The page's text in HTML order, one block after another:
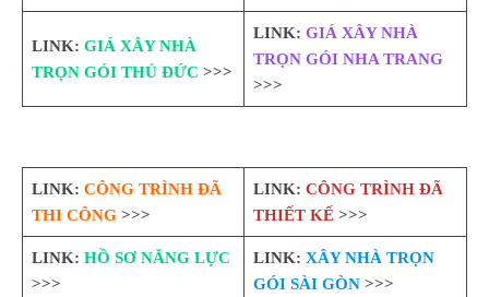
LINK: GIÁ XÂY NHÀ
TRỌN GÓI THỦ ĐỨC >>>
LINK: GIÁ XÂY NHÀ
TRỌN GÓI NHA TRANG
>>>
LINK: CÔNG TRÌNH ĐÃ
THI CÔNG>>>
LINK: CÔNG TRÌNH ĐÃ
THIẾT KẾ>>>
LINK: HỒ SƠ NĂNG LỰC
>>>
LINK: XÂY NHÀ TRỌN
GÓI SÀI GÒN>>>